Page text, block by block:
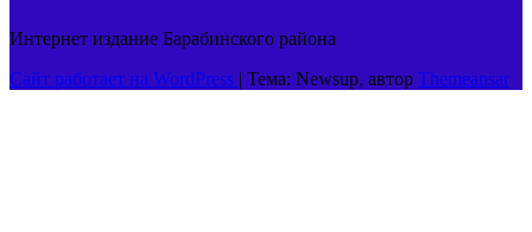
Интернет издание Барабинского района
Сайт работает на WordPress | Тема: Newsup, автор Themeansar